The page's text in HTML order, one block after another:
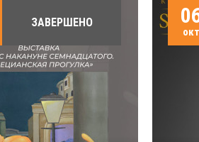
ЗАВЕРШЕНО
окт